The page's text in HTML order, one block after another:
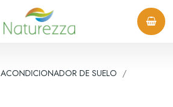
ACONDICIONADOR DE SUELO